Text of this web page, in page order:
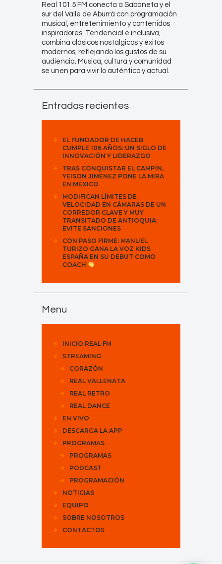
Real 101.5 FM conecta a Sabaneta y el
sur del Valle de Aburrá con programación
musical, entretenimiento y contenidos
inspiradores. Tendencial e inclusiva,
combina clásicos nostálgicos y éxitos
modernos, reflejando los gustos de su
audiencia. Música, cultura y comunidad
se unen para vivir lo auténtico y actual.
Entradas recientes
EL FUNDADOR DE HACEB
CUMPLE 106 AÑOS: UN SIGLO DE
INNOVACIÓN Y LIDERAZGO
TRAS CONQUISTAR EL CAMPÍN,
YEISON JIMÉNEZ PONE LA MIRA
EN MÉXICO
MODIFICAN LÍMITES DE
VELOCIDAD EN CÁMARAS DE UN
CORREDOR CLAVE Y MUY
TRANSITADO DE ANTIOQUIA:
EVITE SANCIONES
CON PASO FIRME: MANUEL
TURIZO GANA LA VOZ KIDS
ESPAÑA EN SU DEBUT COMO
COACH
Menu
INICIO REAL FM
STREAMING
CORAZÓN
REAL VALLENATA
REAL RETRO
REAL DANCE
EN VIVO
DESCARGA LA APP
PROGRAMAS
PROGRAMAS
PODCAST
PROGRAMACIÓN
NOTICIAS
EQUIPO
SOBRE NOSOTROS
CONTACTOS